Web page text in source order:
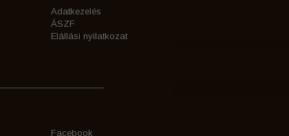
Adatkezelés
ÁSZF
Elállási nyilatkozat
Facebook